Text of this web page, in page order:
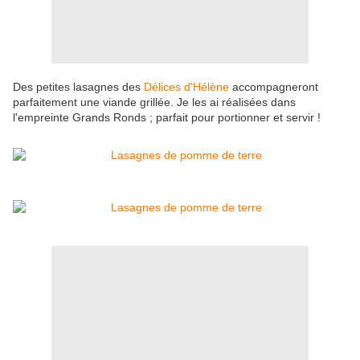
Des petites lasagnes des Délices d'Hélène accompagneront
parfaitement une viande grillée. Je les ai réalisées dans
l'empreinte Grands Ronds ; parfait pour portionner et servir !